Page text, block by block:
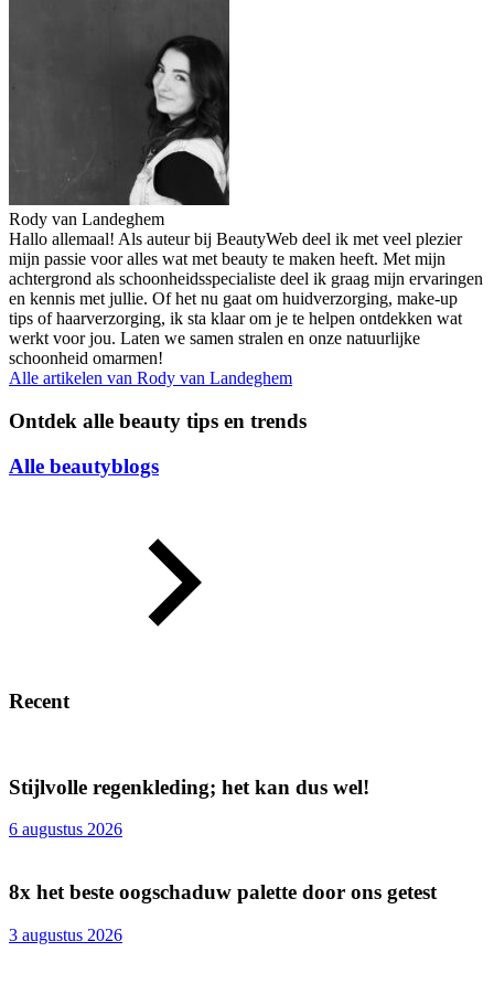
Rody van Landeghem
Hallo allemaal! Als auteur bij BeautyWeb deel ik met veel plezier
mijn passie voor alles wat met beauty te maken heeft. Met mijn
achtergrond als schoonheidsspecialiste deel ik graag mijn ervaringen
en kennis met jullie. Of het nu gaat om huidverzorging, make-up
tips of haarverzorging, ik sta klaar om je te helpen ontdekken wat
werkt voor jou. Laten we samen stralen en onze natuurlijke
schoonheid omarmen!
Alle artikelen van Rody van Landeghem
Ontdek alle beauty tips en trends
Alle beautyblogs
Recent
Stijlvolle regenkleding; het kan dus wel!
6 augustus 2026
8x het beste oogschaduw palette door ons getest
3 augustus 2026